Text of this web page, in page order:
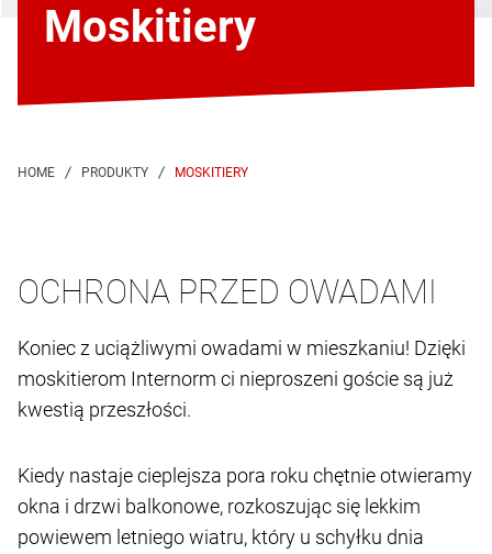
Moskitiery
MOSKITIERY
OCHRONA PRZED OWADAMI
Koniec z uciążliwymi owadami w mieszkaniu! Dzięki
moskitierom Internorm ci nieproszeni goście są już
kwestią przeszłości.
Kiedy nastaje cieplejsza pora roku chętnie otwieramy
okna i drzwi balkonowe, rozkoszując się lekkim
powiewem letniego wiatru, który u schyłku dnia